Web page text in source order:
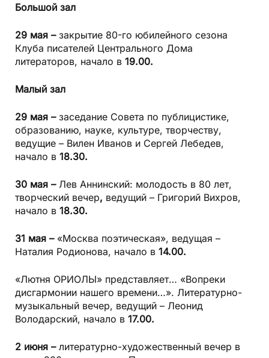
Большой зал
29 мая – закрытие 80-го юбилейного сезона
Клуба писателей Центрального Дома
литераторов, начало в 19.00.
Малый зал
29 мая – заседание Совета по публицистике,
образованию, науке, культуре, творчеству,
ведущие – Вилен Иванов и Сергей Лебедев,
начало в 18.30.
30 мая – Лев Аннинский: молодость в 80 лет,
творческий вечер, ведущий – Григорий Вихров,
начало в 18.30.
31 мая – «Москва поэтическая», ведущая –
Наталия Родионова, начало в 14.00.
«Лютня ОРИОЛЫ» представляет… «Вопреки
дисгармонии нашего времени…». Литературно-
музыкальный вечер, ведущий – Леонид
Володарский, начало в 17.00.
2 июня –литературно-художественный вечер в